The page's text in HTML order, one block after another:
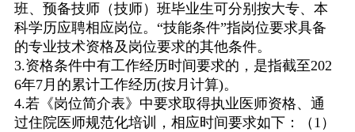
班、预备技师（技师）班毕业生可分别按大专、本
科学历应聘相应岗位。“技能条件”指岗位要求具备
的专业技术资格及岗位要求的其他条件。
3.资格条件中有工作经历时间要求的，是指截至202
6年7月的累计工作经历(按月计算)。
4.若《岗位简介表》中要求取得执业医师资格、通
过住院医师规范化培训，相应时间要求如下：（ 1 ）